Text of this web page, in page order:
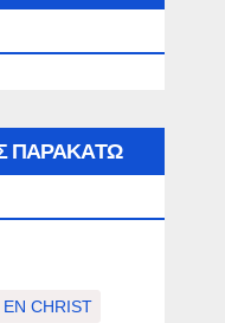
ΠΑΡΑΚΆΤΩ
CHRIST